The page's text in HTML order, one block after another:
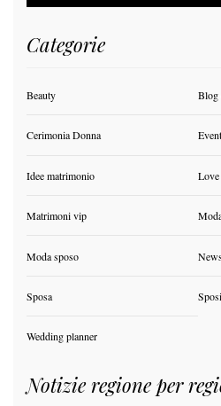
Categorie
Beauty Blog
Cerimonia Donna
Idee matrimonio
Matrimoni vip
Moda sposo
Sposa
Wedding planner
Notizie regione per